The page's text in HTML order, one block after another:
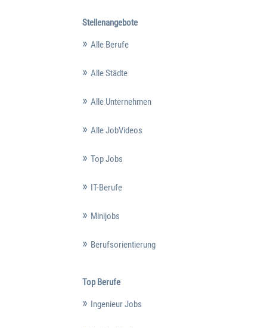
Stellenangebote
Alle Berufe
Alle Städte
Alle Unternehmen
Alle JobVideos
Top Jobs
IT-Berufe
Minijobs
Berufsorientierung
Top Berufe
Ingenieur Jobs